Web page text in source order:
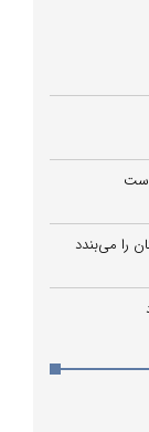
را می‌بندد